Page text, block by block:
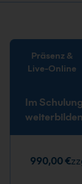
Präsenz &
Live-Online
Im
weiterbilden
990,00 €